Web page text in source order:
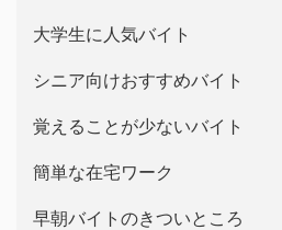
大学生に人気バイト
シニア向けおすすめバイト
覚えることが少ないバイト
簡単な在宅ワーク
早朝バイトのきついところ